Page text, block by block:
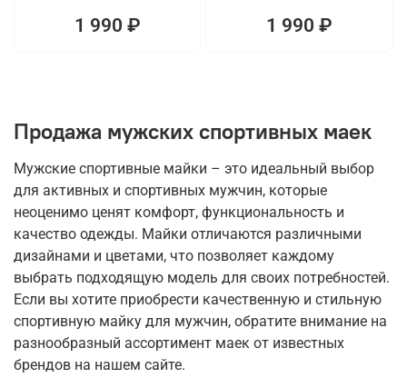
1 990 ₽ 1 990 ₽
Продажа мужских спортивных маек
Мужские спортивные майки – это идеальный выбор
для активных и спортивных мужчин, которые
неоценимо ценят комфорт, функциональность и
качество одежды. Майки отличаются различными
дизайнами и цветами, что позволяет каждому
выбрать подходящую модель для своих потребностей.
Если вы хотите приобрести качественную и стильную
спортивную майку для мужчин, обратите внимание на
разнообразный ассортимент маек от известных
брендов на нашем сайте.